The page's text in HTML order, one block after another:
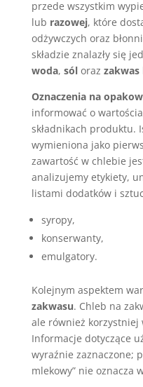
przede wszystkim
lub razowej, które
odżywczych oraz
składzie znalazły się
woda, sóloraz zakwas
Oznaczenia na
informować o
składnikach produktu.
wymieniona jako
zawartość w chlebie
analizujemy etykiety,
listami dodatków i
syropy,
konserwanty,
emulgatory.
Kolejnym aspektem
zakwasu. Chleb na
ale również korzystniej
Informacje dotyczące
wyraźnie zaznaczone;
mlekowy” nie oznacza